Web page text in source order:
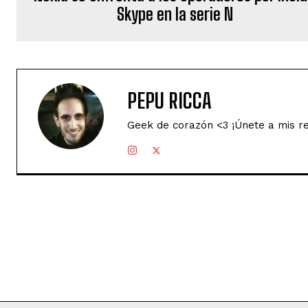
Skype en la serie N
PEPU RICCA
Geek de corazón <3 ¡Únete a mis